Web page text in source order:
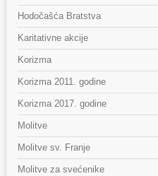
Hodočašća Bratstva
Karitativne akcije
Korizma
Korizma 2011. godine
Korizma 2017. godine
Molitve
Molitve sv. Franje
Molitve za svećenike